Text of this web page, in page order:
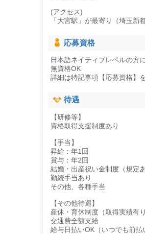
(アクセス)
「大宮駅」が最寄り（埼玉新
応募資格
日本語ネイティブレベルの方
無資格OK
詳細は特記事項【応募資格】
待遇
【研修等】
資格取得支援制度あり
【手当】
昇給：年1回
賞与：年2回
結婚・出産祝い金制度（規定あ
勤続手当あり
その他、各種手当
【その他待遇】
産休・育休制度（取得実績有り
交通費全額支給
給与日払いOK（いつでも前払